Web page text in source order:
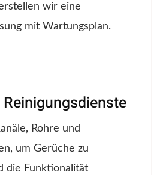
wir eine
mit Wartungsplan.
Rohre und
um Gerüche zu
die Funktionalität